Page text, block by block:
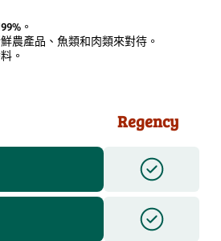
。
農產品、魚類和肉類來對待。
。
Regency